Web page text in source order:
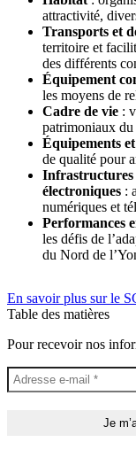
attractivité,
Transports et
territoire et
des différents
Équipement
les moyens de
Cadre de vie :
patrimoniaux
Équipements
de qualité pour
Infrastructures
électroniques :
numériques et
Performances
les défis de
du Nord de
En savoir plus sur le
Table des matières
Pour recevoir nos